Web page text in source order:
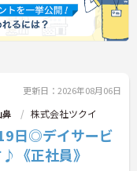
更新日：2026年08月06日
株式会社ツクイ
日◎デイサービ
《正社員》